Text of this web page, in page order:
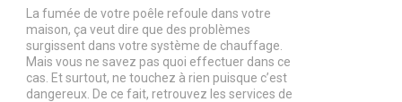
La fumée de votre poêle refoule dans votre
maison, ça veut dire que des problèmes
surgissent dans votre système de chauffage.
Mais vous ne savez pas quoi effectuer dans ce
cas. Et surtout, ne touchez à rien puisque c’est
dangereux. De ce fait, retrouvez les services de